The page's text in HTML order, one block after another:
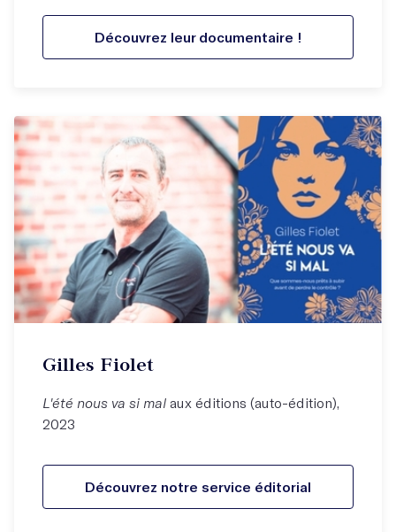
Découvrez leur documentaire !
Gilles Fiolet
L'été nous va si mal aux éditions (auto-édition),
2023
Découvrez notre service éditorial